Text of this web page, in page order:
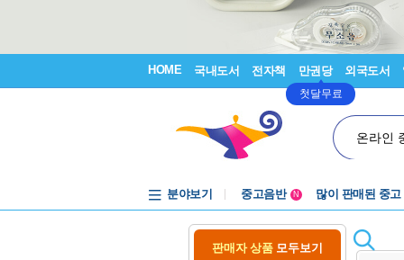
HOME 국내도서 전자책 만권당
첫달무료
외국도서
온라인
분야보기
중고음반
중고음반
N 많이 판매된 중고
판매자 상품 모두보기